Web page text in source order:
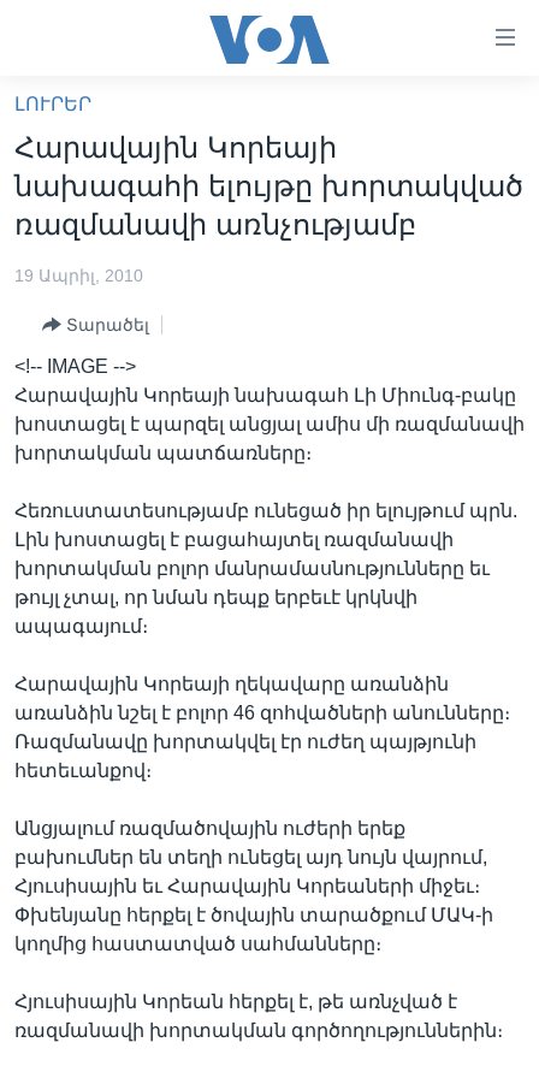
հիմնական
բովանդակությանը
անցնել
հիմնական
բովանդակությանը
բովանդակություն
ԼՈՒՐԵՐ
ՍՓՅՈՒՌՔ
IN ENGLISH
ՄԵՐ ՄԱՍԻՆ
«ԱՄԵՐԻԿԱՅԻ ՁԱՅՆ»-Ի ԿԱՆՈՆԱԴՐՈՒԹՅՈՒՆ
ՈՒԿՐԱԻՆԱԿԱՆ ՊԱՏԵՐԱԶՄ
Learning English
ՀԵՏԵՒԵՔ ՄԵԶ
Լեզուներ
ԼՈՒՐԵՐ
Հարավային Կորեայի
նախագահի ելույթը խորտակված
ռազմանավի առնչությամբ
19 Ապրիլ, 2010
Տարածել
<!-- IMAGE -->
Հարավային Կորեայի նախագահ Լի Միունգ-բակը
խոստացել է պարզել անցյալ ամիս մի ռազմանավի
խորտակման պատճառները։
Հեռուստատեսությամբ ունեցած իր ելույթում պրն.
Լին խոստացել է բացահայտել ռազմանավի
խորտակման բոլոր մանրամասնությունները եւ
թույլ չտալ, որ նման դեպք երբեւէ կրկնվի
ապագայում։
Հարավային Կորեայի ղեկավարը առանձին
առանձին նշել է բոլոր 46 զոհվածների անունները։
Ռազմանավը խորտակվել էր ուժեղ պայթյունի
հետեւանքով։
Անցյալում ռազմածովային ուժերի երեք
բախումներ են տեղի ունեցել այդ նույն վայրում,
Հյուսիսային եւ Հարավային Կորեաների միջեւ։
Փխենյանը հերքել է ծովային տարածքում ՄԱԿ-ի
կողմից հաստատված սահմանները։
Հյուսիսային Կորեան հերքել է, թե առնչված է
ռազմանավի խորտակման գործողություններին։